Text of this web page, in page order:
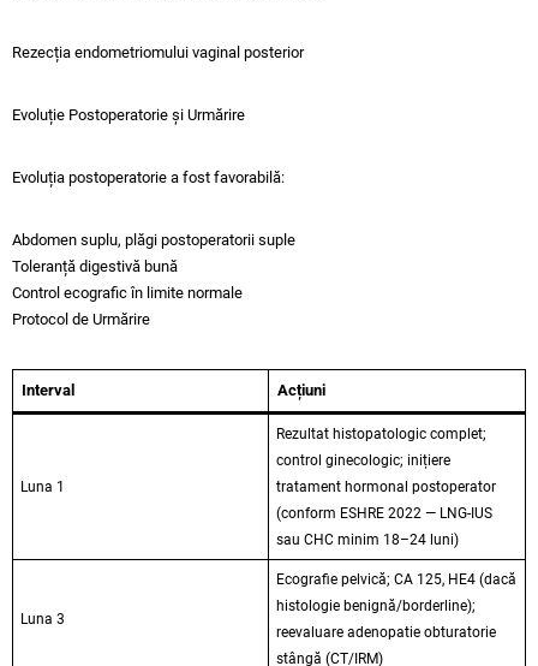
Rezecția endometriomului vaginal posterior
Evoluție Postoperatorie și Urmărire
Evoluția postoperatorie a fost favorabilă:
Abdomen suplu, plăgi postoperatorii suple
Toleranță digestivă bună
Control ecografic în limite normale
Protocol de Urmărire
Interval Acțiuni
Luna 1
Rezultat histopatologic complet;
control ginecologic; inițiere
tratament hormonal postoperator
(conform ESHRE 2022 — LNG-IUS
sau CHC minim 18–24 luni)
Luna 3
Ecografie pelvică; CA 125, HE4 (dacă
histologie benignă/borderline);
reevaluare adenopatie obturatorie
stângă (CT/IRM)